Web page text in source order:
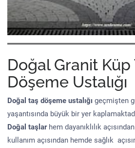
Doğal Granit Küp
Döşeme Ustalığı
Doğal taş döşeme ustalığı geçmişten
yaşantısında büyük bir yer
Doğal taşlar hem dayanıklılık
kullanım açısından hemde sağlık